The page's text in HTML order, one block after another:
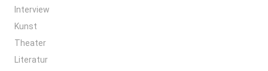
Interview
Kunst
Theater
Literatur